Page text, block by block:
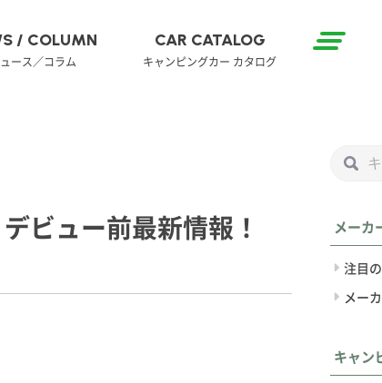
/ COLUMN
ース／コラム
CAR CATALOG
キャンピングカー カタログ
ビュー前最新情報！ メーカ
注目
メー
キャン